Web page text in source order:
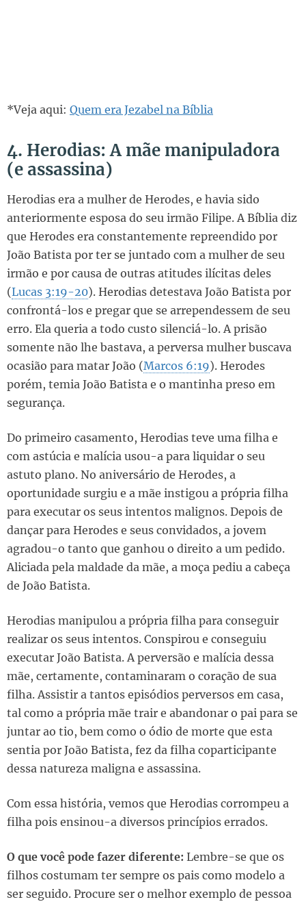
*Veja aqui: Quem era Jezabel na Bíblia
4. Herodias: A mãe manipuladora
(e assassina)
Herodias era a mulher de Herodes, e havia sido
anteriormente esposa do seu irmão Filipe. A Bíblia diz
que Herodes era constantemente repreendido por
João Batista por ter se juntado com a mulher de seu
irmão e por causa de outras atitudes ilícitas deles
(Lucas 3:19-20). Herodias detestava João Batista por
confrontá-los e pregar que se arrependessem de seu
erro. Ela queria a todo custo silenciá-lo. A prisão
somente não lhe bastava, a perversa mulher buscava
ocasião para matar João (Marcos 6:19). Herodes
porém, temia João Batista e o mantinha preso em
segurança.
Do primeiro casamento, Herodias teve uma filha e
com astúcia e malícia usou-a para liquidar o seu
astuto plano. No aniversário de Herodes, a
oportunidade surgiu e a mãe instigou a própria filha
para executar os seus intentos malignos. Depois de
dançar para Herodes e seus convidados, a jovem
agradou-o tanto que ganhou o direito a um pedido.
Aliciada pela maldade da mãe, a moça pediu a cabeça
de João Batista.
Herodias manipulou a própria filha para conseguir
realizar os seus intentos. Conspirou e conseguiu
executar João Batista. A perversão e malícia dessa
mãe, certamente, contaminaram o coração de sua
filha. Assistir a tantos episódios perversos em casa,
tal como a própria mãe trair e abandonar o pai para se
juntar ao tio, bem como o ódio de morte que esta
sentia por João Batista, fez da filha coparticipante
dessa natureza maligna e assassina.
Com essa história, vemos que Herodias corrompeu a
filha pois ensinou-a diversos princípios errados.
O que você pode fazer diferente: Lembre-se que os
filhos costumam ter sempre os pais como modelo a
ser seguido. Procure ser o melhor exemplo de pessoa